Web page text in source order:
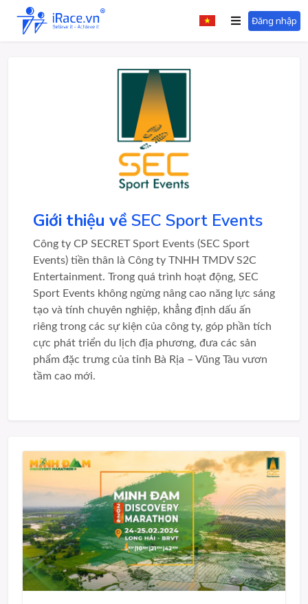
Đăng nhập
Giới thiệu về SEC Sport Events
Công ty CP SECRET Sport Events (SEC Sport
Events) tiền thân là Công ty TNHH TMDV S2C
Entertainment. Trong quá trình hoạt động, SEC
Sport Events không ngừng nâng cao năng lực sáng
tạo và tính chuyên nghiệp, khẳng định dấu ấn
riêng trong các sự kiện của công ty, góp phần tích
cực phát triển du lịch địa phương, đưa các sản
phẩm đặc trưng của tỉnh Bà Rịa – Vũng Tàu vươn
tầm cao mới.